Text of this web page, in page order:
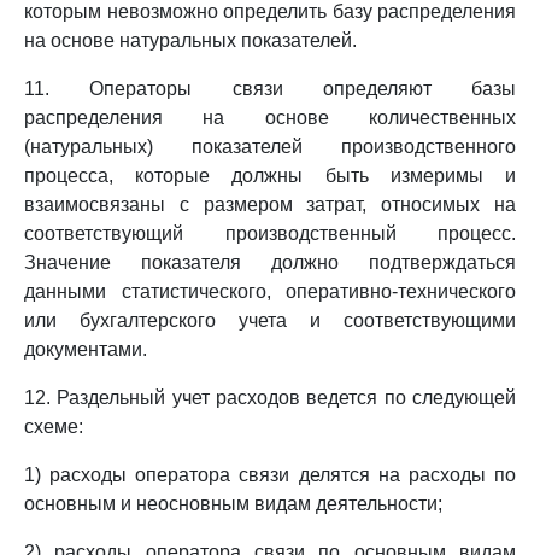
которым невозможно определить базу распределения
на основе натуральных показателей.
11. Операторы связи определяют базы
распределения на основе количественных
(натуральных) показателей производственного
процесса, которые должны быть измеримы и
взаимосвязаны с размером затрат, относимых на
соответствующий производственный процесс.
Значение показателя должно подтверждаться
данными статистического, оперативно-технического
или бухгалтерского учета и соответствующими
документами.
12. Раздельный учет расходов ведется по следующей
схеме:
1) расходы оператора связи делятся на расходы по
основным и неосновным видам деятельности;